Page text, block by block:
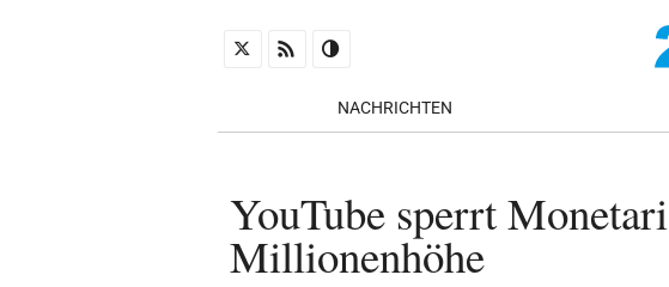
NACHRICHTEN
YouTube sperrt
Millionenhöhe